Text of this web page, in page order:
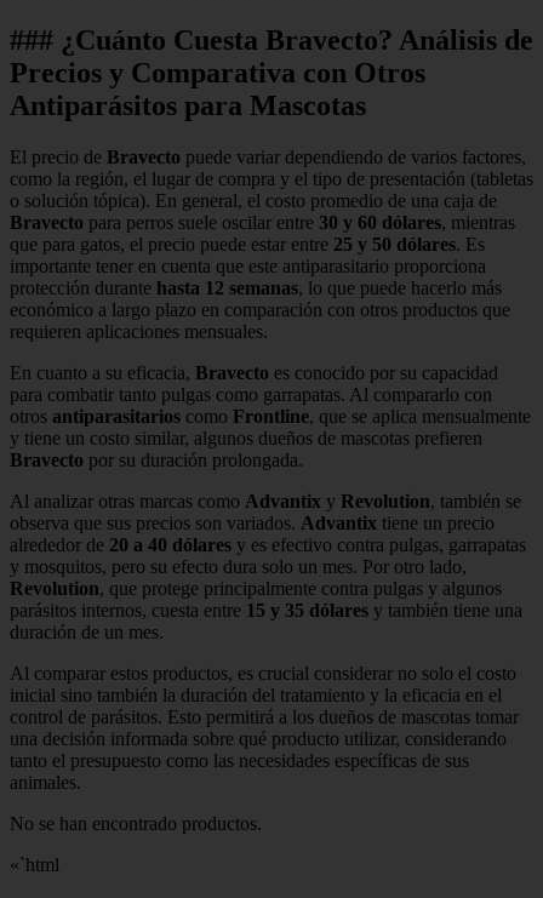
### ¿Cuánto Cuesta Bravecto? Análisis de
Precios y Comparativa con Otros
Antiparásitos para Mascotas
El precio de Bravecto puede variar dependiendo de varios factores,
como la región, el lugar de compra y el tipo de presentación (tabletas
o solución tópica). En general, el costo promedio de una caja de
Bravecto para perros suele oscilar entre 30 y 60 dólares, mientras
que para gatos, el precio puede estar entre 25 y 50 dólares. Es
importante tener en cuenta que este antiparasitario proporciona
protección durante hasta 12 semanas, lo que puede hacerlo más
económico a largo plazo en comparación con otros productos que
requieren aplicaciones mensuales.
En cuanto a su eficacia, Bravecto es conocido por su capacidad
para combatir tanto pulgas como garrapatas. Al compararlo con
otros antiparasitarios como Frontline, que se aplica mensualmente
y tiene un costo similar, algunos dueños de mascotas prefieren
Bravecto por su duración prolongada.
Al analizar otras marcas como Advantix y Revolution, también se
observa que sus precios son variados. Advantix tiene un precio
alrededor de 20 a 40 dólares y es efectivo contra pulgas, garrapatas
y mosquitos, pero su efecto dura solo un mes. Por otro lado,
Revolution, que protege principalmente contra pulgas y algunos
parásitos internos, cuesta entre 15 y 35 dólares y también tiene una
duración de un mes.
Al comparar estos productos, es crucial considerar no solo el costo
inicial sino también la duración del tratamiento y la eficacia en el
control de parásitos. Esto permitirá a los dueños de mascotas tomar
una decisión informada sobre qué producto utilizar, considerando
tanto el presupuesto como las necesidades específicas de sus
animales.
No se han encontrado productos.
«`html